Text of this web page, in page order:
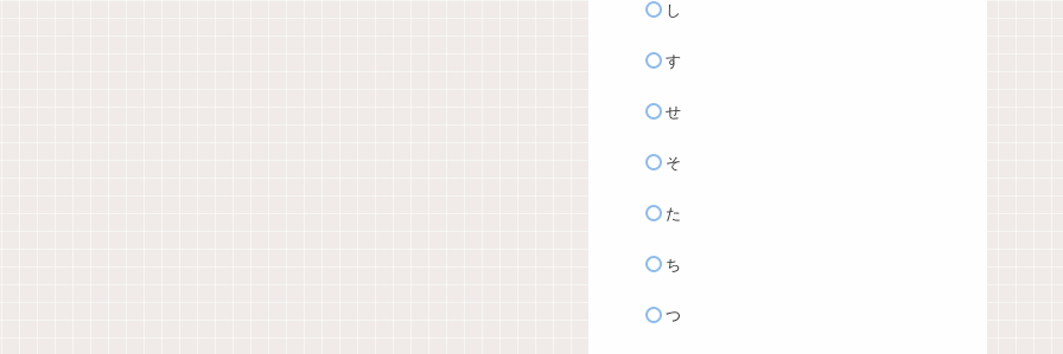
し
す
せ
そ
た
ち
つ